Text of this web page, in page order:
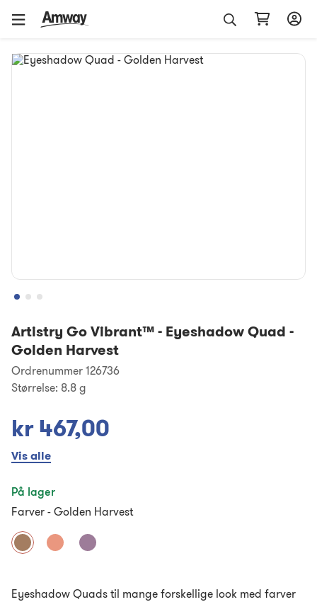
Artistry Go Vibrant™- Eyeshadow Quad -
Golden Harvest
Ordrenummer 126736
Størrelse: 8.8 g
kr 467,00
Vis alle
På lager
Farver - Golden Harvest
Eyeshadow Quads til mange forskellige look med farver